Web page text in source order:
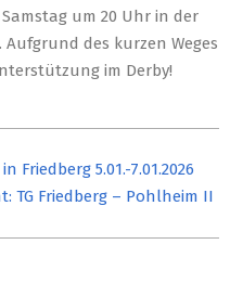
um 20 Uhr in der
des kurzen Weges
im Derby!
Friedberg 5.01.-7.01.2026
TG Friedberg – Pohlheim II